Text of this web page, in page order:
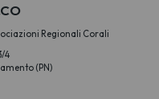
Regionali Corali
4
(PN)